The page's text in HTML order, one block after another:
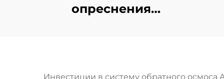
опреснения
контейнеризированная
Инвестиции в систему обратного